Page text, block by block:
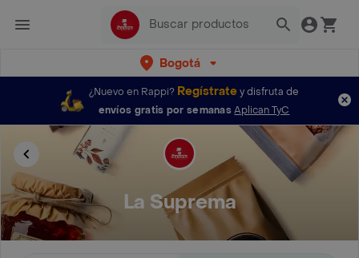
Bogotá
¿Nuevo en Rappi? Regístratey disfruta de
envíos gratis por semanas Aplican TyC
La Suprema